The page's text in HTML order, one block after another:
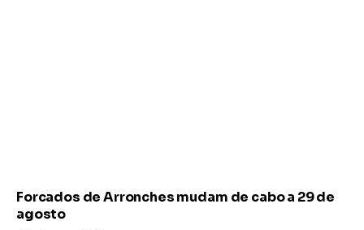
Forcados de Arronches mudam de cabo a 29 de
agosto